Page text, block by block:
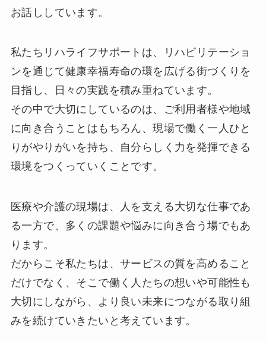
お話ししています。
私たちリハライフサポートは、リハビリテーショ
ンを通じて健康幸福寿命の環を広げる街づくりを
目指し、日々の実践を積み重ねています。
その中で大切にしているのは、ご利用者様や地域
に向き合うことはもちろん、現場で働く一人ひと
りがやりがいを持ち、自分らしく力を発揮できる
環境をつくっていくことです。
医療や介護の現場は、人を支える大切な仕事であ
る一方で、多くの課題や悩みに向き合う場でもあ
ります。
だからこそ私たちは、サービスの質を高めること
だけでなく、そこで働く人たちの想いや可能性も
大切にしながら、より良い未来につながる取り組
みを続けていきたいと考えています。